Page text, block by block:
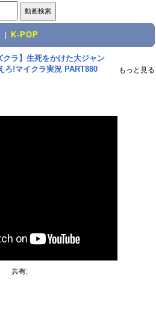
K-POP
クラ】生死をかけた大ジャン
ろ!マイクラ実況 PART880
もっと見る
共有: